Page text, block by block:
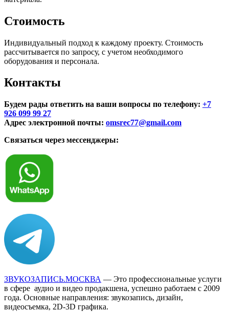
Стоимость
Индивидуальный подход к каждому проекту. Стоимость
рассчитывается по запросу, с учетом необходимого
оборудования и персонала.
Контакты
Будем рады ответить на ваши вопросы по телефону: +7
926 099 99 27
Адрес электронной почты: omsrec77@gmail.com
Связаться через мессенджеры:
ЗВУКОЗАПИСЬ.МОСКВА — Это профессиональные услуги
в сфере аудио и видео продакшена, успешно работаем с 2009
года. Основные направления: звукозапись, дизайн,
видеосъемка, 2D-3D графика.